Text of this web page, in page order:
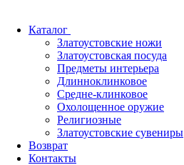
Каталог
Златоустовские ножи
Златоустовская посуда
Предметы интерьера
Длинноклинковое
Средне-клинковое
Охолощенное оружие
Религиозные
Златоустовские сувениры
Возврат
Контакты